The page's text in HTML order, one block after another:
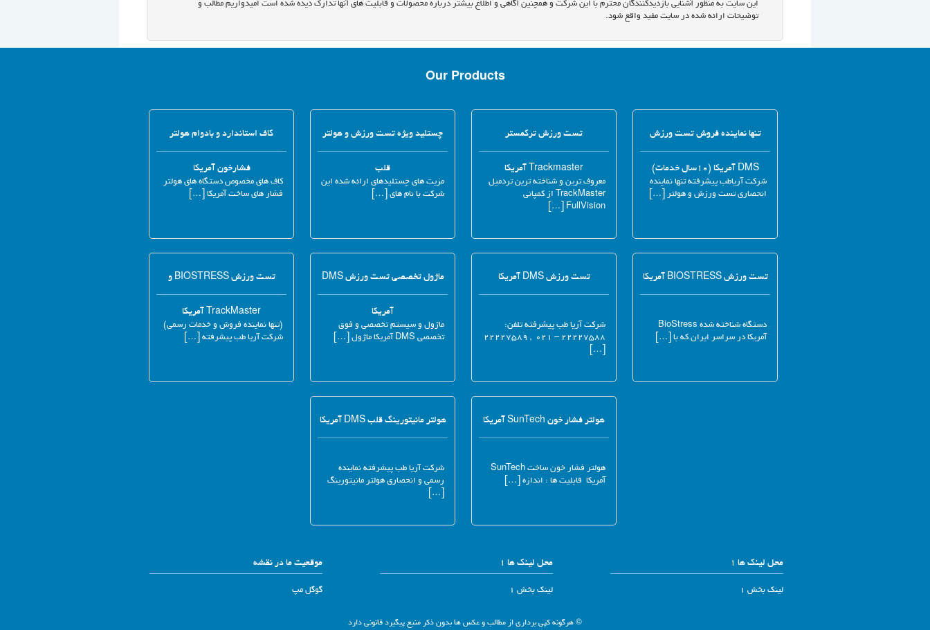
این سایت به منظور آشنایی بازدیدکنندگان محترم با این شرکت و همچنین آگاهی و اطلاع بیشتر درباره محصولات و قابلیت های آنها تدارک دیده شده است امیدواریم مطالب و
توضیحات ارائه شده در سایت مفید واقع شود.
Our Products
تنها نماینده فروش تست ورزش
DMS آمریکا (۱۰سال خدمات)
شرکت آریاطب پیشرفته تنها نماینده
انحصاری تست ورزش و هولتر […]
تست ورزش ترکمستر
Trackmaster آمریکا
معروف ترین و شناخته ترین تردمیل
TrackMaster از کمپانی
FullVision […]
چستلید ویژه تست ورزش و هولتر
قلب
مزیت های چستلیدهای ارائه شده این
شرکت با نام های […]
کاف استاندارد و بادوام هولتر
فشارخون آمریکا
کاف های مخصوص دستگاه های هولتر
فشار های ساخت آمریکا […]
تست ورزش BIOSTRESS آمریکا
دستگاه شناخته شده BioStress
آمریکا در سراسر ایران که با […]
تست ورزش DMS آمریکا
شرکت آریا طب پیشرفته تلفن:
۲۲۲۲۷۵۸۸ – ۰۲۱ , ۲۲۲۲۷۵۸۹
[…]
ماژول تخصصی تست ورزش DMS
آمریکا
ماژول و سیستم تخصصی و فوق
تخصصی DMS آمریکا ماژول […]
تست ورزش BIOSTRESS و
TrackMaster آمریکا
(تنها نماینده فروش و خدمات رسمی)
شرکت آریا طب پیشرفته […]
هولتر فشار خون SunTech آمریکا
هولتر فشار خون ساخت SunTech
آمریکا قابلیت ها : اندازه […]
هولتر مانیتورینگ قلب DMS آمریکا
شرکت آریا طب پیشرفته نماینده
رسمی و انحصاری هولتر مانیتورینگ
[…]
محل لینک ها 1
لینک بخش 1
محل لینک ها 1
لینک بخش 1
موقعیت ما در نقشه
گوگل مپ
© هرگونه کپی برداری از مطالب و عکس ها بدون ذکر منبع پیگیرد قانونی دارد